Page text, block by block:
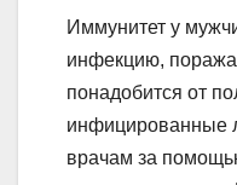
Иммунитет у
инфекцию,
понадобится от
инфицированные
врачам за